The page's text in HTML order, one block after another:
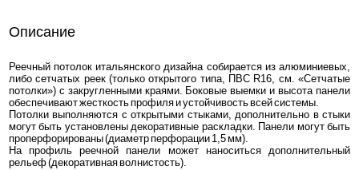
Описание
Реечный потолок итальянского дизайна собирается из алюминиевых,
либо сетчатых реек (только открытого типа, ПВС R16, см. «Сетчатые
потолки») с закругленными краями. Боковые выемки и высота панели
обеспечивают жесткость профиля и устойчивость всей системы.
Потолки выполняются с открытыми стыками, дополнительно в стыки
могут быть установлены декоративные раскладки. Панели могут быть
проперфорированы (диаметр перфорации 1,5 мм).
На профиль реечной панели может наноситься дополнительный
рельеф (декоративная волнистость).